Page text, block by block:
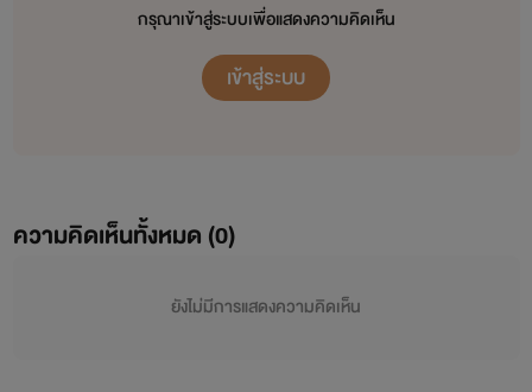
กรุณาเข้าสู่ระบบเพื่อแสดงความคิดเห็น
เข้าสู่ระบบ
ความคิดเห็นทั้งหมด (0)
ยังไม่มีการแสดงความคิดเห็น